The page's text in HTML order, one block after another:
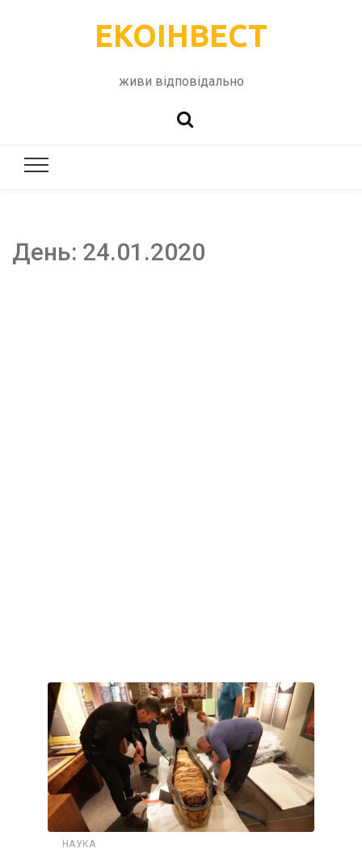
ЕКОІНВЕСТ
живи відповідально
День: 24.01.2020
НАУКА